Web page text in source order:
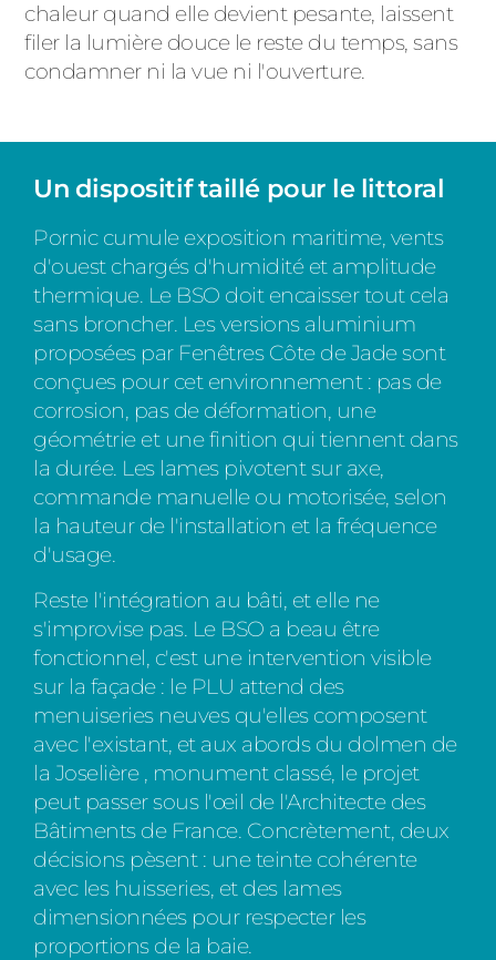
chaleur quand elle devient pesante, laissent
filer la lumière douce le reste du temps, sans
condamner ni la vue ni l'ouverture.
Un dispositif taillé pour le littoral
Pornic cumule exposition maritime, vents
d'ouest chargés d'humidité et amplitude
thermique. Le BSO doit encaisser tout cela
sans broncher. Les versions aluminium
proposées par Fenêtres Côte de Jade sont
conçues pour cet environnement : pas de
corrosion, pas de déformation, une
géométrie et une finition qui tiennent dans
la durée. Les lames pivotent sur axe,
commande manuelle ou motorisée, selon
la hauteur de l'installation et la fréquence
d'usage.
Reste l'intégration au bâti, et elle ne
s'improvise pas. Le BSO a beau être
fonctionnel, c'est une intervention visible
sur la façade : le PLU attend des
menuiseries neuves qu'elles composent
avec l'existant, et aux abords du dolmen de
la Joselière , monument classé, le projet
peut passer sous l'œil de l'Architecte des
Bâtiments de France. Concrètement, deux
décisions pèsent : une teinte cohérente
avec les huisseries, et des lames
dimensionnées pour respecter les
proportions de la baie.